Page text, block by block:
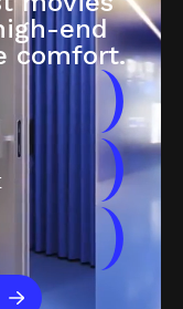
end
comfort.
)
)
)